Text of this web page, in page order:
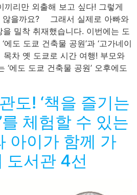
끼리만 외출해 보고 싶다! 그렇게
않을까요? 그래서 실제로 아빠와
밀착 취재했습니다. 이번에는 도
도 도쿄 건축물 공원’과 ‘고가네이
차 옛 도쿄로 시간 여행! 부모와
‘에도 도쿄 건축물 공원’ 오후에도
도! ‘책을 즐기는
체험할 수 있는
아이가 함께 가
도서관 4선